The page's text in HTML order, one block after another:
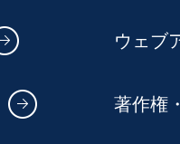
ウェブ
著作権